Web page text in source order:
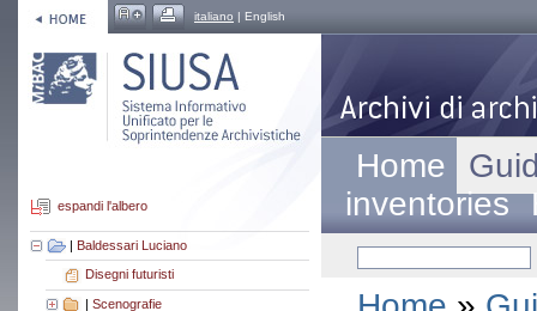
italiano | English
espandi l'albero
| Baldessari Luciano
Disegni futuristi
| Scenografie
Home
inventories